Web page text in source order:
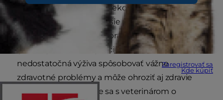
Zaregistrovať sa
Kde kúpiť
potom pokračuje ešte niekoľko ďalších týždňov.
Môže to byť najdôležitejšie obdobie v živote
vášho psa, pokiaľ ide o správnu výživu. U
gravidných alebo dojčiacich súk môže
nedostatočná výživa spôsobovať vážne
zdravotné problémy a môže ohroziť aj zdravie
šteniat.1 Porozprávajte sa s veterinárom o